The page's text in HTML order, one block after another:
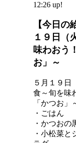
12:26 up!
【今日の
１９日（
味わおう
お」～
５月１９日
食～旬を味
「かつお」
・ごはん
・かつおの
・小松菜と